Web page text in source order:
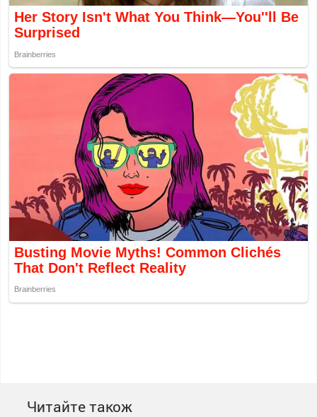
Читайте також